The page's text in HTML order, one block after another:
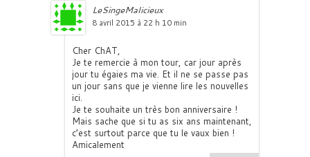
LeSingeMalicieux
8 avril 2015 à 22 h 10 min
Cher ChAT,
Je te remercie à mon tour, car jour après
jour tu égaies ma vie. Et il ne se passe pas
un jour sans que je vienne lire les nouvelles
ici.
Je te souhaite un très bon anniversaire !
Mais sache que si tu as six ans maintenant,
c’est surtout parce que tu le vaux bien !
Amicalement